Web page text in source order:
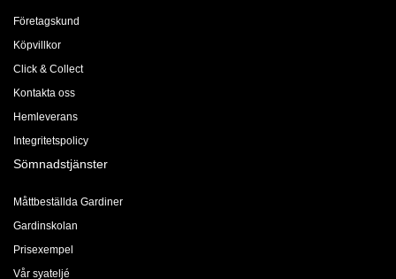
Företagskund
Köpvillkor
Click & Collect
Kontakta oss
Hemleverans
Integritetspolicy
Sömnadstjänster
Måttbeställda Gardiner
Gardinskolan
Prisexempel
Vår syateljé